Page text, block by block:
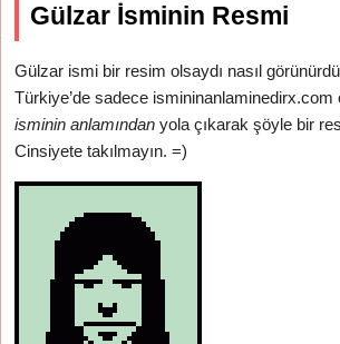
Gülzar İsminin Resmi
Gülzar ismi bir resim olsaydı nasıl
Türkiye’de sadece
isminin anlamından yola çıkarak şöyle bir
Cinsiyete takılmayın. =)